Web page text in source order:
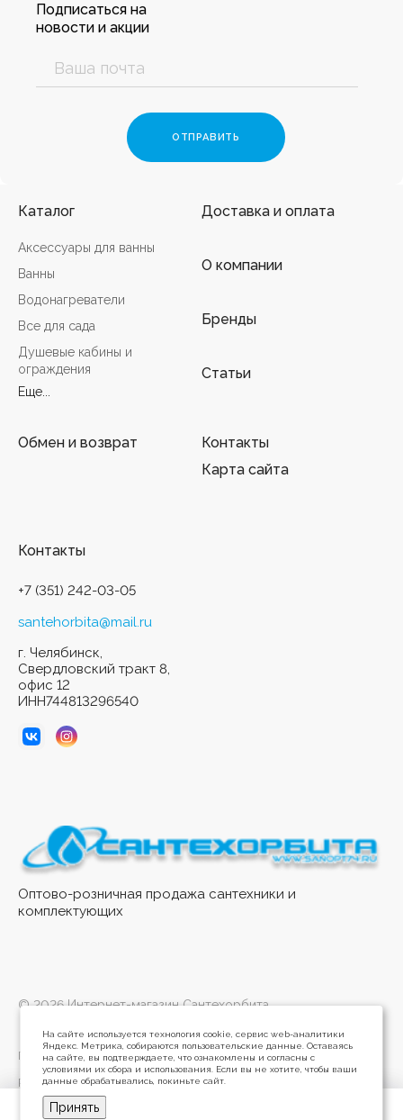
Подписаться на
новости и акции
Оптово-розничная продажа сантехники и
комплектующих
Каталог
Аксессуары для ванны
Ванны
Водонагреватели
Все для сада
Душевые кабины и
ограждения
Еще...
Доставка и оплата
О компании
Бренды
Статьи
Обмен и возврат
Контакты
Карта сайта
Контакты
+7 (351) 242-03-05
santehorbita@mail.ru
г. Челябинск,
Свердловский тракт 8,
офис 12
ИНН744813296540
© 2026 Интернет-магазин Сантехорбита
Политика конфиденциальности
Разработано в
На сайте используется технология cookie, сервис web-аналитики
Яндекс. Метрика, собираются пользовательские данные. Оставаясь
на сайте, вы подтверждаете, что ознакомлены и согласны с
условиями их сбора и использования. Если вы не хотите, чтобы ваши
данные обрабатывались, покиньте сайт.
Принять